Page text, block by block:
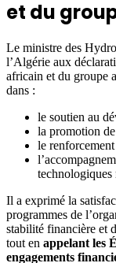
et du
Le ministre des
l’Algérie aux
africain et du groupe
dans :
le soutien au
la promotion
le
technologiques
Il a exprimé la
programmes de
stabilité financière et
tout en appelant les
engagements